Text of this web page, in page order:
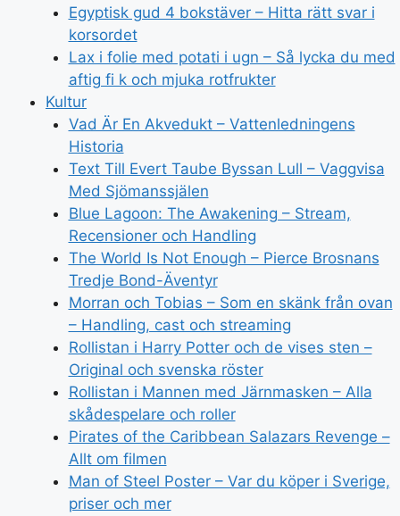
Egyptisk gud 4 bokstäver – Hitta rätt svar i
korsordet
Lax i folie med potati i ugn – Så lycka du med
aftig fi k och mjuka rotfrukter
Kultur
Vad Är En Akvedukt – Vattenledningens
Historia
Text Till Evert Taube Byssan Lull – Vaggvisa
Med Sjömanssjälen
Blue Lagoon: The Awakening – Stream,
Recensioner och Handling
The World Is Not Enough – Pierce Brosnans
Tredje Bond-Äventyr
Morran och Tobias – Som en skänk från ovan
– Handling, cast och streaming
Rollistan i Harry Potter och de vises sten –
Original och svenska röster
Rollistan i Mannen med Järnmasken – Alla
skådespelare och roller
Pirates of the Caribbean Salazars Revenge –
Allt om filmen
Man of Steel Poster – Var du köper i Sverige,
priser och mer